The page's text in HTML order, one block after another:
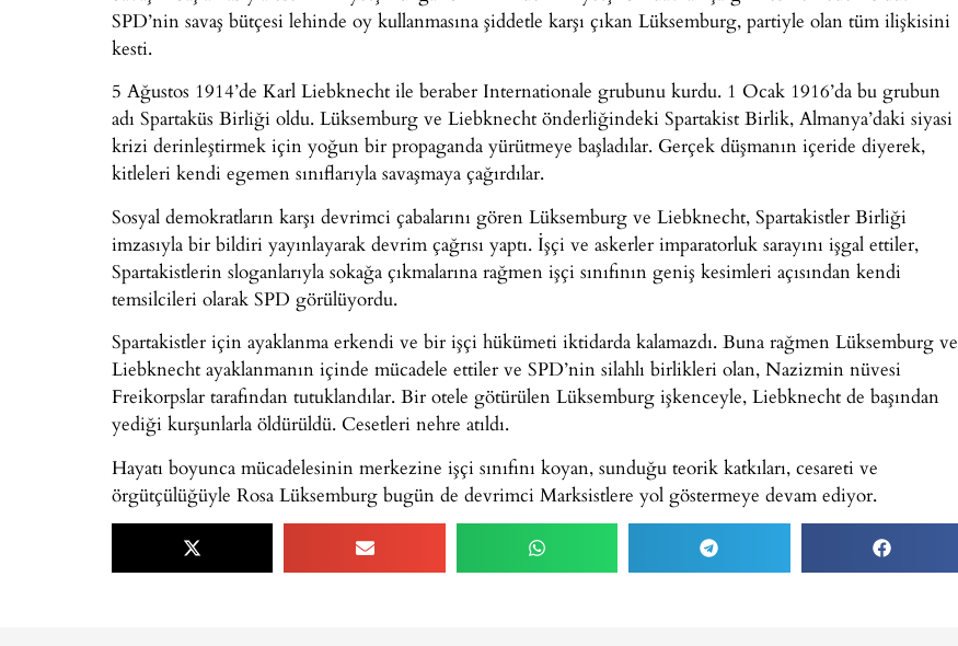
SPD’nin savaş bütçesi lehinde oy kullanmasına şiddetle karşı çıkan Lüksemburg, partiyle olan tüm ilişkisini
kesti.
5 Ağustos 1914’de Karl Liebknecht ile beraber Internationale grubunu kurdu. 1 Ocak 1916’da bu grubun
adı Spartaküs Birliği oldu. Lüksemburg ve Liebknecht önderliğindeki Spartakist Birlik, Almanya’daki siyasi
krizi derinleştirmek için yoğun bir propaganda yürütmeye başladılar. Gerçek düşmanın içeride diyerek,
kitleleri kendi egemen sınıflarıyla savaşmaya çağırdılar.
Sosyal demokratların karşı devrimci çabalarını gören Lüksemburg ve Liebknecht, Spartakistler Birliği
imzasıyla bir bildiri yayınlayarak devrim çağrısı yaptı. İşçi ve askerler imparatorluk sarayını işgal ettiler,
Spartakistlerin sloganlarıyla sokağa çıkmalarına rağmen işçi sınıfının geniş kesimleri açısından kendi
temsilcileri olarak SPD görülüyordu.
Spartakistler için ayaklanma erkendi ve bir işçi hükümeti iktidarda kalamazdı. Buna rağmen Lüksemburg ve
Liebknecht ayaklanmanın içinde mücadele ettiler ve SPD’nin silahlı birlikleri olan, Nazizmin nüvesi
Freikorpslar tarafından tutuklandılar. Bir otele götürülen Lüksemburg işkenceyle, Liebknecht de başından
yediği kurşunlarla öldürüldü. Cesetleri nehre atıldı.
Hayatı boyunca mücadelesinin merkezine işçi sınıfını koyan, sunduğu teorik katkıları, cesareti ve
örgütçülüğüyle Rosa Lüksemburg bugün de devrimci Marksistlere yol göstermeye devam ediyor.